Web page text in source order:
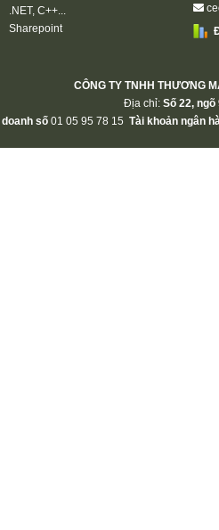
.NET, C++...
Sharepoint
CÔNG TY TNHH THƯƠNG
Địa chỉ: Số 22, ngõ
số 01 05 95 78 15 Tài khoản ngân